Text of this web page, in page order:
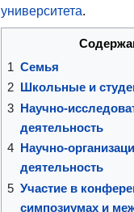
университета.
1 Семья
2
Школьные и
3 Научно-
деятельность
4
Научно-
деятельность
5 Участие в
симпозиумах и